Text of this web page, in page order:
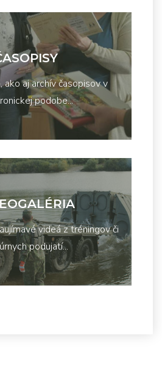
ako aj archív časopisov v
podobe...
videá z tréningov či
podujatí...